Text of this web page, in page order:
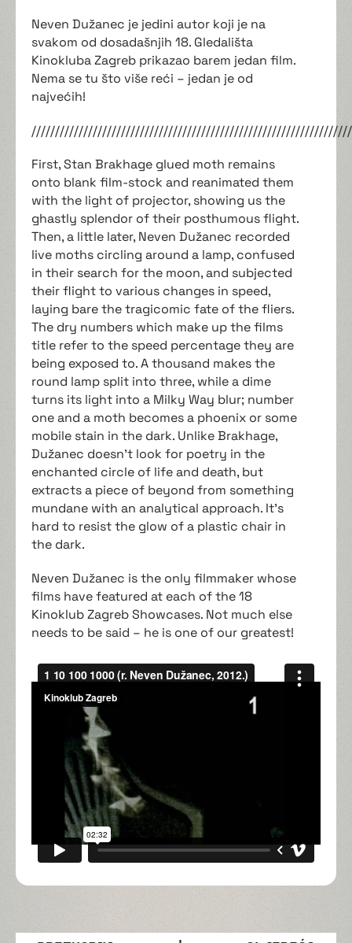
Neven Dužanec je jedini autor koji je na
svakom od dosadašnjih 18. Gledališta
Kinokluba Zagreb prikazao barem jedan film.
Nema se tu što više reći – jedan je od
najvećih!
First, Stan Brakhage glued moth remains
onto blank film-stock and reanimated them
with the light of projector, showing us the
ghastly splendor of their posthumous flight.
Then, a little later, Neven Dužanec recorded
live moths circling around a lamp, confused
in their search for the moon, and subjected
their flight to various changes in speed,
laying bare the tragicomic fate of the fliers.
The dry numbers which make up the films
title refer to the speed percentage they are
being exposed to. A thousand makes the
round lamp split into three, while a dime
turns its light into a Milky Way blur; number
one and a moth becomes a phoenix or some
mobile stain in the dark. Unlike Brakhage,
Dužanec doesn't look for poetry in the
enchanted circle of life and death, but
extracts a piece of beyond from something
mundane with an analytical approach. It's
hard to resist the glow of a plastic chair in
the dark.
Neven Dužanec is the only filmmaker whose
films have featured at each of the 18
Kinoklub Zagreb Showcases. Not much else
needs to be said – he is one of our greatest!